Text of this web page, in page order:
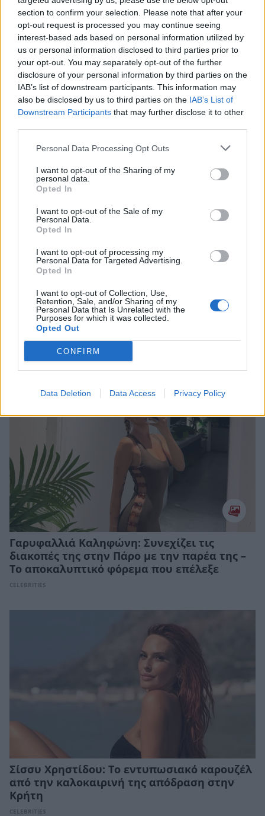
section to confirm your selection. Please note that after your
opt-out request is processed you may continue seeing
interest-based ads based on personal information utilized by
us or personal information disclosed to third parties prior to
your opt-out. You may separately opt-out of the further
disclosure of your personal information by third parties on the
IAB’s list of downstream participants. This information may
also be disclosed by us to third parties on the IAB’s List of
Downstream Participants that may further disclose it to other
Personal Data Processing Opt Outs
I want to opt-out of the Sharing of my
personal data.
Opted In
I want to opt-out of the Sale of my
Personal Data.
Opted In
I want to opt-out of processing my
Personal Data for Targeted Advertising.
Opted In
I want to opt-out of Collection, Use,
Retention, Sale, and/or Sharing of my
Personal Data that Is Unrelated with the
Purposes for which it was collected.
Opted Out
CONFIRM
Data Deletion Data Access Privacy Policy
Αθηνά Οικονομάκου: Έκανε κατάδυση και
μάζεψε μαργαριτάρια από τον βυθό της
Γαλλικής Πολυνησίας μαζί με τον Μπρούνο
Τσερέλα
CELEBRITIES
Βαλέρια Χοψονίδου: Bάφτισε τον γιο της
στην Βουλιαγμένη
CELEBRITIES
Γαρυφαλλιά Καληφώνη: Συνεχίζει τις
διακοπές της στην Πάρο με την παρέα της –
Το αποκαλυπτικό φόρεμα που επέλεξε
CELEBRITIES
Σίσσυ Χρηστίδου: Το εντυπωσιακό καρουζέλ
από την καλοκαιρινή της απόδραση στην
Κρήτη
CELEBRITIES